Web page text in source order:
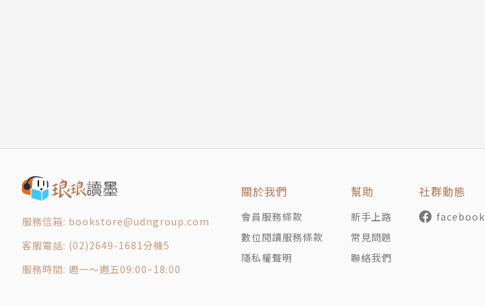
1927年，以丹麥物理學家波耳為首的哥本哈根學派，
而主張萬物都存在「確定性」的愛因斯坦，為了真理隻身挑戰一群物理學家。
沒想到，三回合下來，愛因斯坦三戰全輸，
並留下一句名言：「你真的相信，月亮只有在看著它時才真正存在嗎？」
服務信箱: bookstore@udngroup.com
客服電話: (02)2649-1681分機5
服務時間: 週一～週五09:00~18:00
關於我們
會員服務條款
數位閱讀服務條款
隱私權聲明
幫助
新手上路
常見問題
聯絡我們
社群動態
facebook